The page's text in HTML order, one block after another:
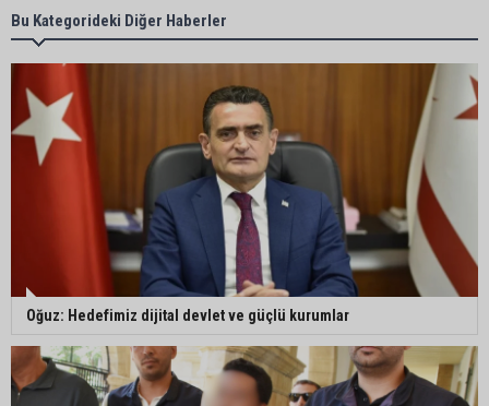
Bu Kategorideki Diğer Haberler
Oğuz: Hedefimiz dijital devlet ve güçlü kurumlar